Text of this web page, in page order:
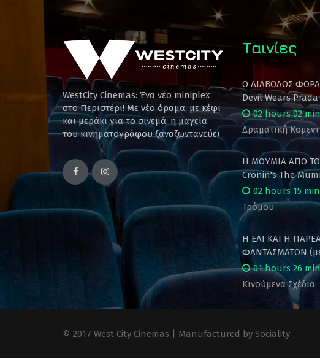
WestCity Cinemas: Ένα νέο miniplex
στο Περιστέρι! Mε νέο όραμα, με κέφι
και μεράκι για το σινεμά, η μαγεία
του κινηματογράφου ξαναζωντανεύει
Ταινίες
Ο ΔΙΑΒΟΛΟΣ
Devil Wears Prada
02 hours 02
Δραματική
Η ΜΟΥΜΙΑ ΑΠΟ
Cronin's The
02 hours 15
Τρόμου
Η ΕΛΙ ΚΑΙ Η
ΦΑΝΤΑΣΜΑΤΩΝ
01 hours 26
Κινούμενα Σχέδια
© 2017 West City Cinemas | Manufactured by Sociality